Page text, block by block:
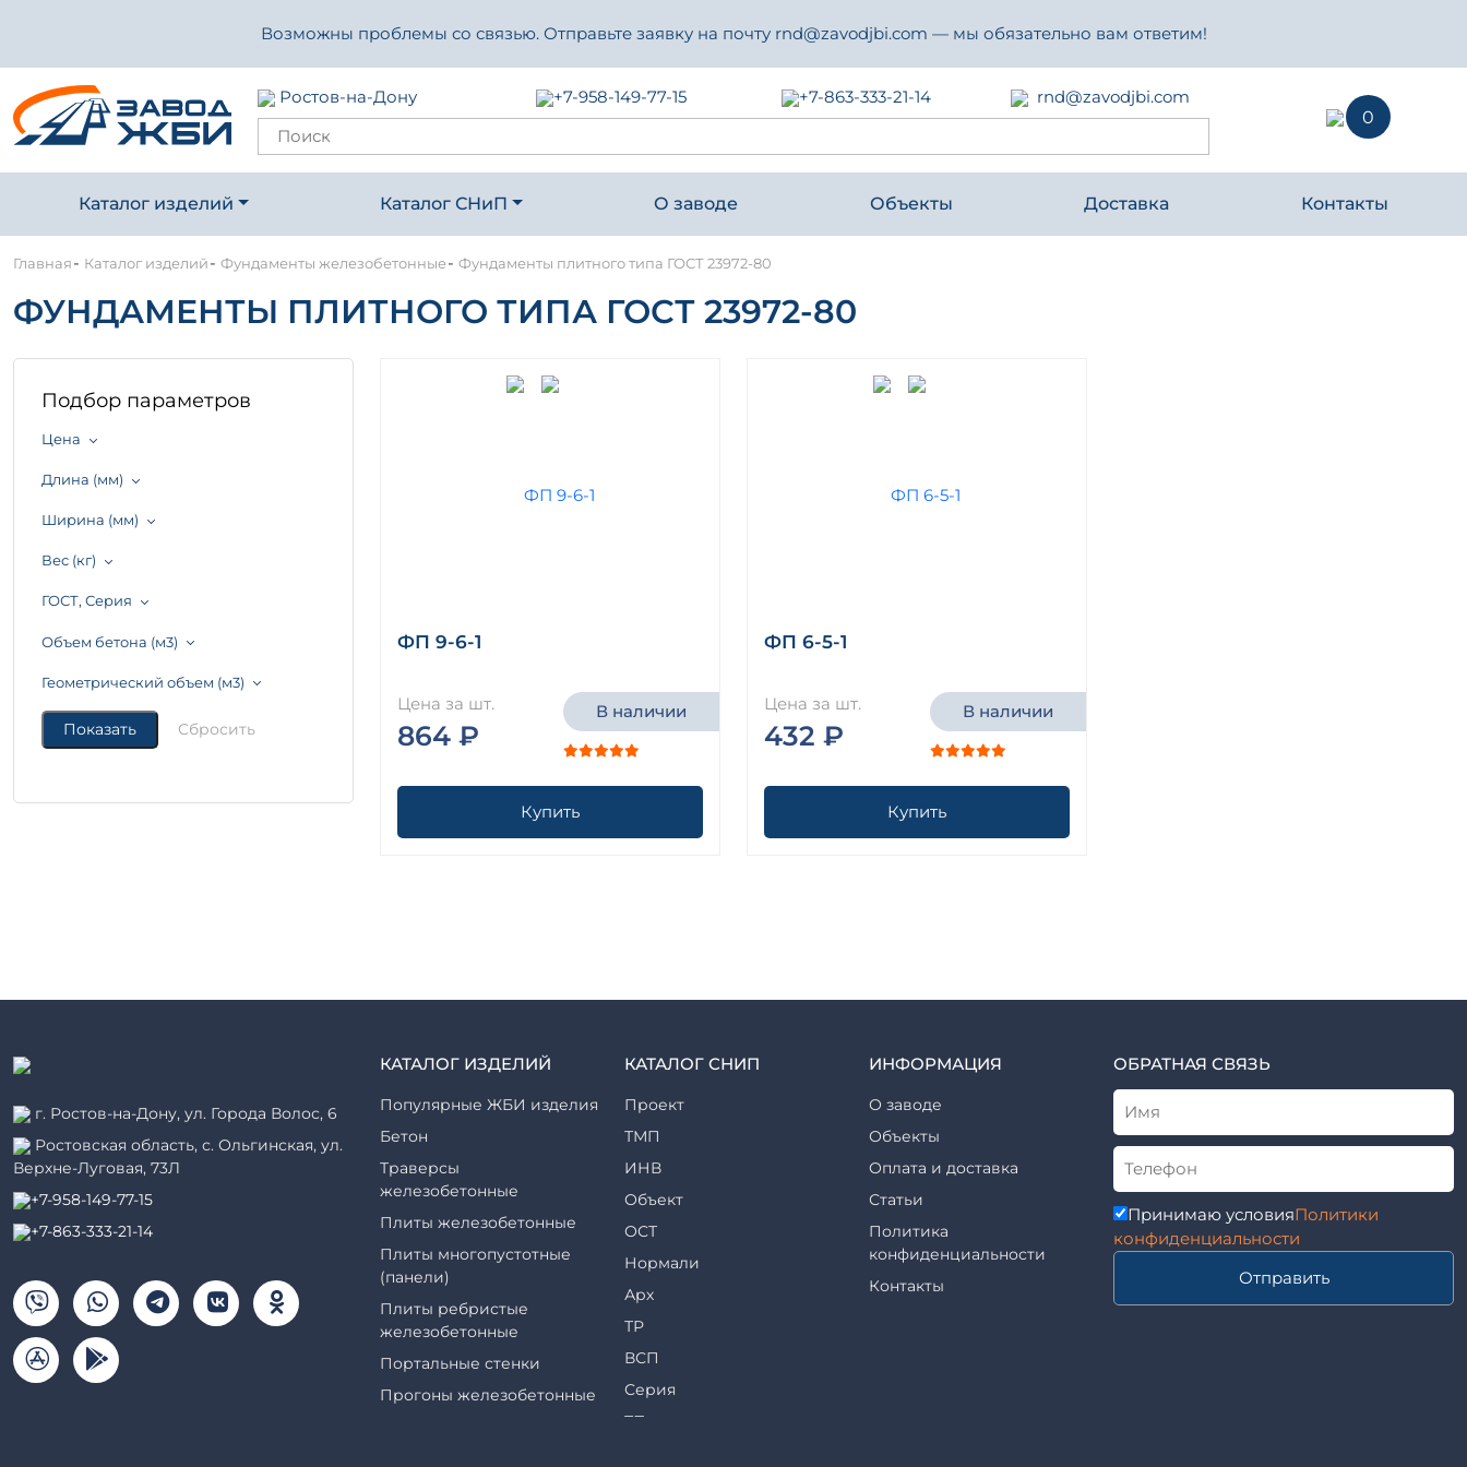
Возможны проблемы со связью. Отправьте заявку на почту rnd@zavodjbi.com — мы обязательно вам ответим!
Ростов-на-Дону +7-958-149-77-15 +7-863-333-21-14
rnd@zavodjbi.com
0
Каталог изделий Каталог СНиП О заводе Объекты Доставка Контакты
Главная- Каталог изделий- Фундаменты железобетонные- Фундаменты плитного типа ГОСТ 23972-80
ФУНДАМЕНТЫ ПЛИТНОГО ТИПА ГОСТ 23972-80
Подбор параметров
Цена
Длина (мм)
Ширина (мм)
Вес (кг)
ГОСТ, Серия
Объем бетона (м3)
Геометрический объем (м3)
ФП 9-6-1
Цена за шт.
864 ₽
В наличии
Купить
ФП 6-5-1
Цена за шт.
432 ₽
В наличии
Купить
г. Ростов-на-Дону, ул. Города Волос, 6
Ростовская область, с. Ольгинская, ул.
Верхне-Луговая, 73Л
+7-958-149-77-15
+7-863-333-21-14
КАТАЛОГ ИЗДЕЛИЙ
Популярные ЖБИ изделия
Бетон
Траверсы
железобетонные
Плиты железобетонные
Плиты многопустотные
(панели)
Плиты ребристые
железобетонные
Портальные стенки
Прогоны железобетонные
КАТАЛОГ СНИП
Проект
ТМП
ИНВ
Объект
ОСТ
Нормали
Арх
ТР
ВСП
Серия
ТП
ИНФОРМАЦИЯ
О заводе
Объекты
Оплата и доставка
Статьи
Политика
конфиденциальности
Контакты
ОБРАТНАЯ СВЯЗЬ
Принимаю условияПолитики
конфиденциальности
Отправить